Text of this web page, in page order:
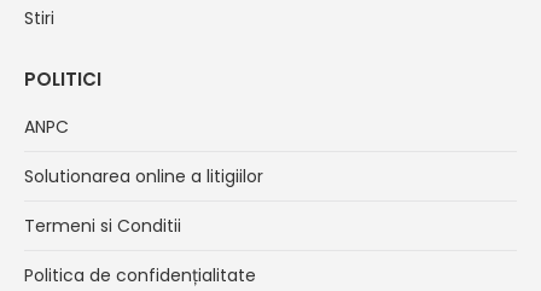
Stiri
POLITICI
ANPC
Solutionarea online a litigiilor
Termeni si Conditii
Politica de confidențialitate